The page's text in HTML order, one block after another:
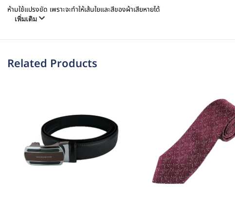
ห้ามใช้แปรงขัด เพราะจะทำให้เส้นใยและสีของผ้าเสียหายได้
เพิ่มเติม
Related Products